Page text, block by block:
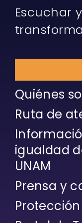
Escuchar
Quiénes
Ruta de
igualdad
UNAM
Prensa y